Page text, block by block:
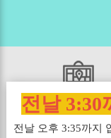
부대시설 위
POSITION
전날 3:30
전날 오후 3:35까지